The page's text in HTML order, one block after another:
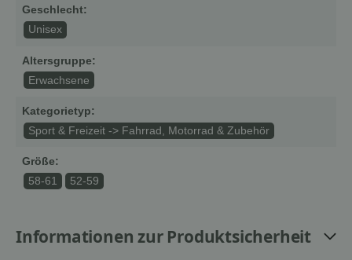
Geschlecht:
Unisex
Altersgruppe:
Erwachsene
Kategorietyp:
Sport & Freizeit -> Fahrrad, Motorrad & Zubehör
Größe:
58-61 52-59
Informationen zur Produktsicherheit